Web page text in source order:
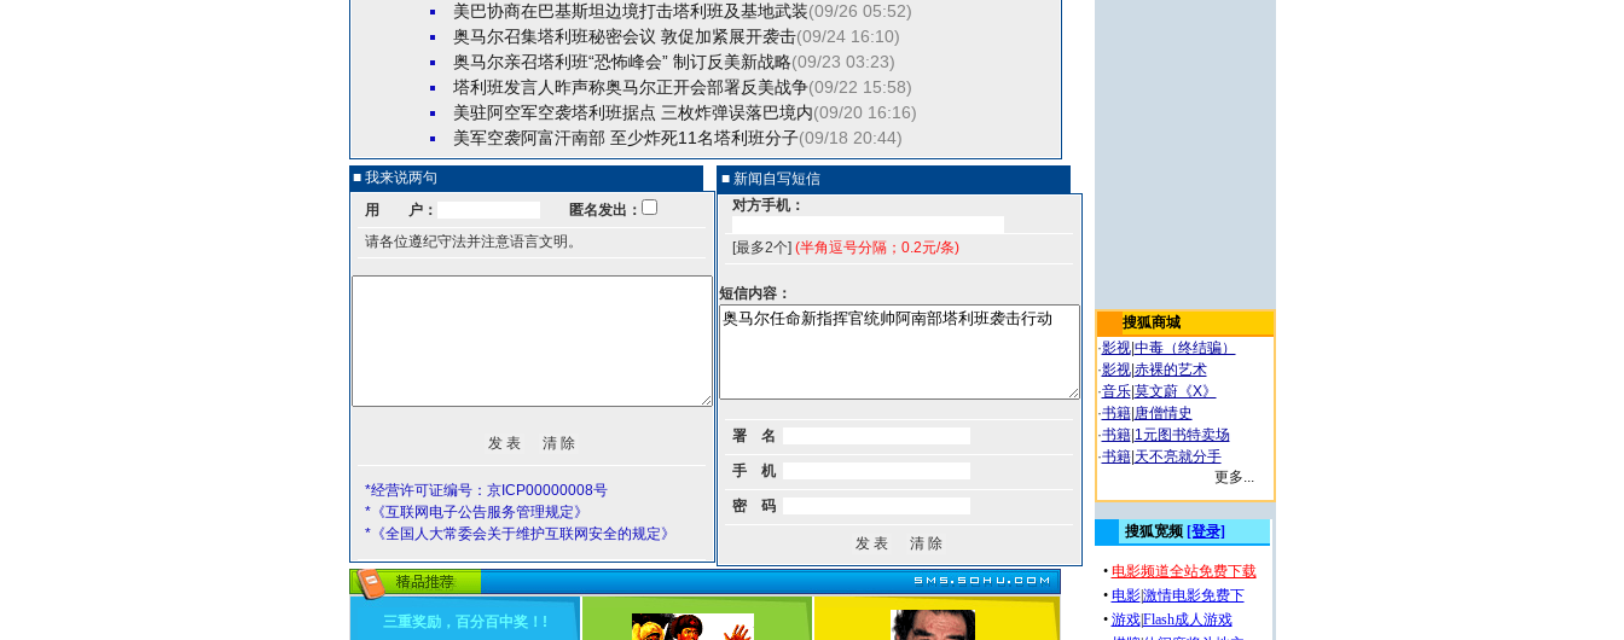
美巴协商在巴基斯坦边境打击塔利班及基地武装(09/26 05:52)
奥马尔召集塔利班秘密会议 敦促加紧展开袭击(09/24 16:10)
奥马尔亲召塔利班“恐怖峰会” 制订反美新战略(09/23 03:23)
塔利班发言人昨声称奥马尔正开会部署反美战争(09/22 15:58)
美驻阿空军空袭塔利班据点 三枚炸弹误落巴境内(09/20 16:16)
美军空袭阿富汗南部 至少炸死11名塔利班分子(09/18 20:44)
■ 我来说两句
用 户：
匿名发出：
请各位遵纪守法并注意语言文明。
*经营许可证编号：京ICP00000008号
*《互联网电子公告服务管理规定》
*《全国人大常委会关于维护互联网安全的规定》
■ 新闻自写短信
对方手机：
[最多2个] (半角逗号分隔；0.2元/条)
短信内容：
署 名
手 机
密 码
三重奖励，百分百中奖！ !
搜狐商城
·影视| 中毒（终结骗）
·影视| 赤裸的艺术
·音乐| 莫文蔚《X》
·书籍| 唐僧情史
·书籍| 1元图书特卖场
·书籍| 天不亮就分手
更多...